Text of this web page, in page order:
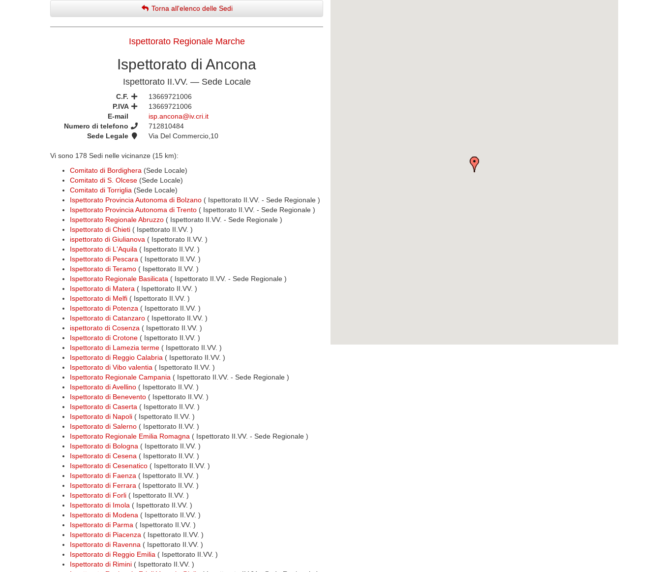
Torna all'elenco delle Sedi
Ispettorato Regionale Marche
Ispettorato di Ancona
Ispettorato II.VV. — Sede Locale
C.F.
13669721006
P.IVA
13669721006
E-mail
isp.ancona@iv.cri.it
Numero di telefono
712810484
Sede Legale
Via Del Commercio,10
Vi sono 178 Sedi nelle vicinanze (15 km):
Comitato di Bordighera (Sede Locale)
Comitato di S. Olcese (Sede Locale)
Comitato di Torriglia (Sede Locale)
Ispettorato Provincia Autonoma di Bolzano ( Ispettorato II.VV. - Sede Regionale )
Ispettorato Provincia Autonoma di Trento ( Ispettorato II.VV. - Sede Regionale )
Ispettorato Regionale Abruzzo ( Ispettorato II.VV. - Sede Regionale )
Ispettorato di Chieti ( Ispettorato II.VV. )
ispettorato di Giulianova ( Ispettorato II.VV. )
Ispettorato di L'Aquila ( Ispettorato II.VV. )
Ispettorato di Pescara ( Ispettorato II.VV. )
Ispettorato di Teramo ( Ispettorato II.VV. )
Ispettorato Regionale Basilicata ( Ispettorato II.VV. - Sede Regionale )
Ispettorato di Matera ( Ispettorato II.VV. )
Ispettorato di Melfi ( Ispettorato II.VV. )
Ispettorato di Potenza ( Ispettorato II.VV. )
Ispettorato di Catanzaro ( Ispettorato II.VV. )
ispettorato di Cosenza ( Ispettorato II.VV. )
Ispettorato di Crotone ( Ispettorato II.VV. )
Ispettorato di Lamezia terme ( Ispettorato II.VV. )
Ispettorato di Reggio Calabria ( Ispettorato II.VV. )
Ispettorato di Vibo valentia ( Ispettorato II.VV. )
Ispettorato Regionale Campania ( Ispettorato II.VV. - Sede Regionale )
Ispettorato di Avellino ( Ispettorato II.VV. )
Ispettorato di Benevento ( Ispettorato II.VV. )
Ispettorato di Caserta ( Ispettorato II.VV. )
Ispettorato di Napoli ( Ispettorato II.VV. )
Ispettorato di Salerno ( Ispettorato II.VV. )
Ispettorato Regionale Emilia Romagna ( Ispettorato II.VV. - Sede Regionale )
Ispettorato di Bologna ( Ispettorato II.VV. )
Ispettorato di Cesena ( Ispettorato II.VV. )
Ispettorato di Cesenatico ( Ispettorato II.VV. )
Ispettorato di Faenza ( Ispettorato II.VV. )
Ispettorato di Ferrara ( Ispettorato II.VV. )
Ispettorato di Forli ( Ispettorato II.VV. )
Ispettorato di Imola ( Ispettorato II.VV. )
Ispettorato di Modena ( Ispettorato II.VV. )
Ispettorato di Parma ( Ispettorato II.VV. )
Ispettorato di Piacenza ( Ispettorato II.VV. )
Ispettorato di Ravenna ( Ispettorato II.VV. )
Ispettorato di Reggio Emilia ( Ispettorato II.VV. )
Ispettorato di Rimini ( Ispettorato II.VV. )